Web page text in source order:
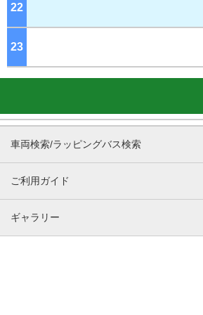
22
23
車両検索/ラッピングバス検索
ご利用ガイド
ギャラリー